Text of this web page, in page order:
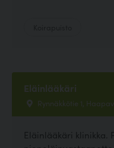
Eläinlääkäri
Rynnäkkötie 1,
Eläinlääkäri klinikka.